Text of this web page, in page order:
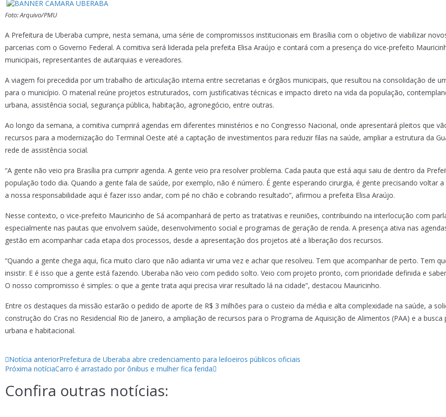
Foto: Arquivo/PMU
A Prefeitura de Uberaba cumpre, nesta semana, uma série de compromissos institucionais em Brasília com o objetivo de viabilizar
parcerias com o Governo Federal. A comitiva será liderada pela prefeita Elisa Araújo e contará com a presença do vice-prefeito
municipais, representantes de autarquias e vereadores.
A viagem foi precedida por um trabalho de articulação interna entre secretarias e órgãos municipais, que resultou na consolidação de
para o município. O material reúne projetos estruturados, com justificativas técnicas e impacto direto na vida da população,
urbana, assistência social, segurança pública, habitação, agronegócio, entre outras.
Ao longo da semana, a comitiva cumprirá agendas em diferentes ministérios e no Congresso Nacional, onde apresentará pleitos que
recursos para a modernização do Terminal Oeste até a captação de investimentos para reduzir filas na saúde, ampliar a estrutura da
rede de assistência social.
“A gente não veio pra Brasília pra cumprir agenda. A gente veio pra resolver problema. Cada pauta que está aqui saiu de dentro da
população todo dia. Quando a gente fala de saúde, por exemplo, não é número. É gente esperando cirurgia, é gente precisando voltar
a nossa responsabilidade aqui é fazer isso andar, com pé no chão e cobrando resultado”, afirmou a prefeita Elisa Araújo.
Nesse contexto, o vice-prefeito Mauricinho de Sá acompanhará de perto as tratativas e reuniões, contribuindo na interlocução com
especialmente nas pautas que envolvem saúde, desenvolvimento social e programas de geração de renda. A presença ativa nas
gestão em acompanhar cada etapa dos processos, desde a apresentação dos projetos até a liberação dos recursos.
“Quando a gente chega aqui, fica muito claro que não adianta vir uma vez e achar que resolveu. Tem que acompanhar de perto. Tem
insistir. E é isso que a gente está fazendo. Uberaba não veio com pedido solto. Veio com projeto pronto, com prioridade definida e
O nosso compromisso é simples: o que a gente trata aqui precisa virar resultado lá na cidade”, destacou Mauricinho.
Entre os destaques da missão estarão o pedido de aporte de R$ 3 milhões para o custeio da média e alta complexidade na saúde, a
construção do Cras no Residencial Rio de Janeiro, a ampliação de recursos para o Programa de Aquisição de Alimentos (PAA) e a
urbana e habitacional.
Notícia anteriorPrefeitura de Uberaba abre credenciamento para leiloeiros públicos oficiais
Próxima notíciaCarro é arrastado por ônibus e mulher fica ferida
Confira outras notícias: